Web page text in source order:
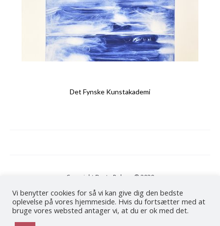
Det Fynske Kunstakademi
Copyright Bente Polano © 2020
Cookie- og Privatlivspolitik
Vi benytter cookies for så vi kan give dig den bedste
oplevelse på vores hjemmeside. Hvis du fortsætter med at
bruge vores websted antager vi, at du er ok med det.